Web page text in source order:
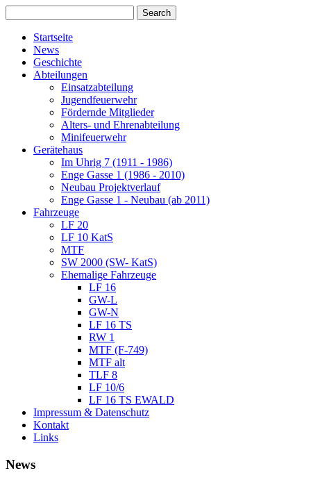
Startseite
News
Geschichte
Abteilungen
Einsatzabteilung
Jugendfeuerwehr
Fördernde Mitglieder
Alters- und Ehrenabteilung
Minifeuerwehr
Gerätehaus
Im Uhrig 7 (1911 - 1986)
Enge Gasse 1 (1986 - 2010)
Neubau Projektverlauf
Enge Gasse 1 - Neubau (ab 2011)
Fahrzeuge
LF 20
LF 10 KatS
MTF
SW 2000 (SW- KatS)
Ehemalige Fahrzeuge
LF 16
GW-L
GW-N
LF 16 TS
RW 1
MTF (F-749)
MTF alt
TLF 8
LF 10/6
LF 16 TS EWALD
Impressum & Datenschutz
Kontakt
Links
News